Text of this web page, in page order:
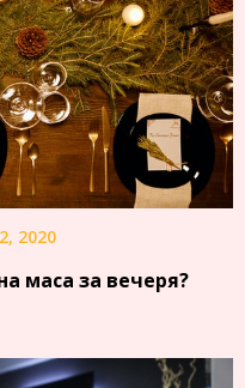
2020
маса за вечеря?